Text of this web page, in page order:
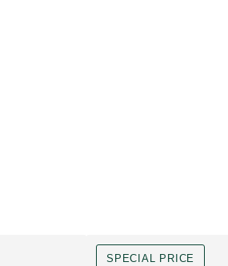
SPECIAL PRICE